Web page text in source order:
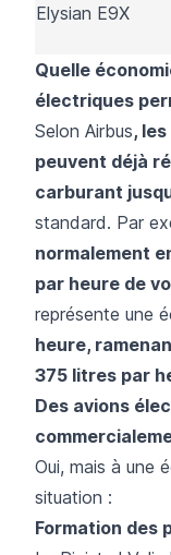
Elysian E9X
Quelle
électriques
Selon Airbus,
peuvent déjà
carburant
standard. Par
normalement
par heure de
représente une
heure,
375 litres par
Des avions
Oui, mais à une
situation :
Formation des